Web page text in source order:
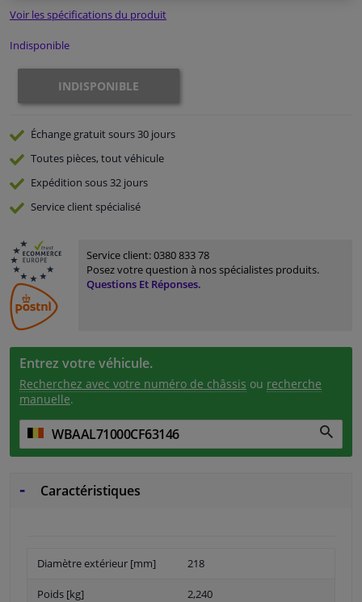
Camping-car, moto & vélo
Capteurs & électronique
Voir les spécifications du produit
Indisponible
INDISPONIBLE
Échange gratuitsours 30 jours
Toutes pièces, tout véhicule
Expédition sous 32 jours
Serviceclient spécialisé
Service client:0380 833 78
Posez votre question à nos spécialistes produits.
Questions Et Réponses.
Entrez votre véhicule.
Recherchez avec votre numéro de châssis ou recherche
manuelle.
Caractéristiques
Diamètre extérieur [mm] 218
Poids [kg] 2,240